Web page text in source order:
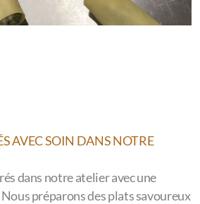
AVEC SOIN DANS NOTRE
dans notre atelier avec une
préparons des plats savoureux